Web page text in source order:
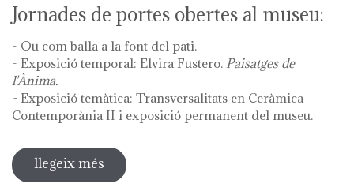
Jornades de portes obertes al museu:
- Ou com balla a la font del pati.
- Exposició temporal: Elvira Fustero. Paisatges de
l'Ànima.
- Exposició temàtica: Transversalitats en Ceràmica
Contemporània II i exposició permanent del museu.
llegeix més sobre diada de la flor - l'ou com balla
a la font